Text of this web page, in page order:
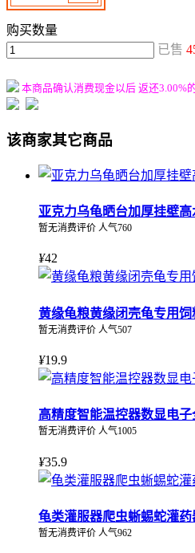
购买数量
已售
本商品确认消费现金以后 返还3.00%
该商家其它商品
亚克力乌龟晒台加厚挂壁
暂无消费评价 人气760
¥42
黄缘龟粮黄缘闭壳龟专用
暂无消费评价 人气507
¥19.9
高精度智能温控器数显电
暂无消费评价 人气1005
¥35.9
龟类灌服器爬虫蜥蜴蛇灌
暂无消费评价 人气962